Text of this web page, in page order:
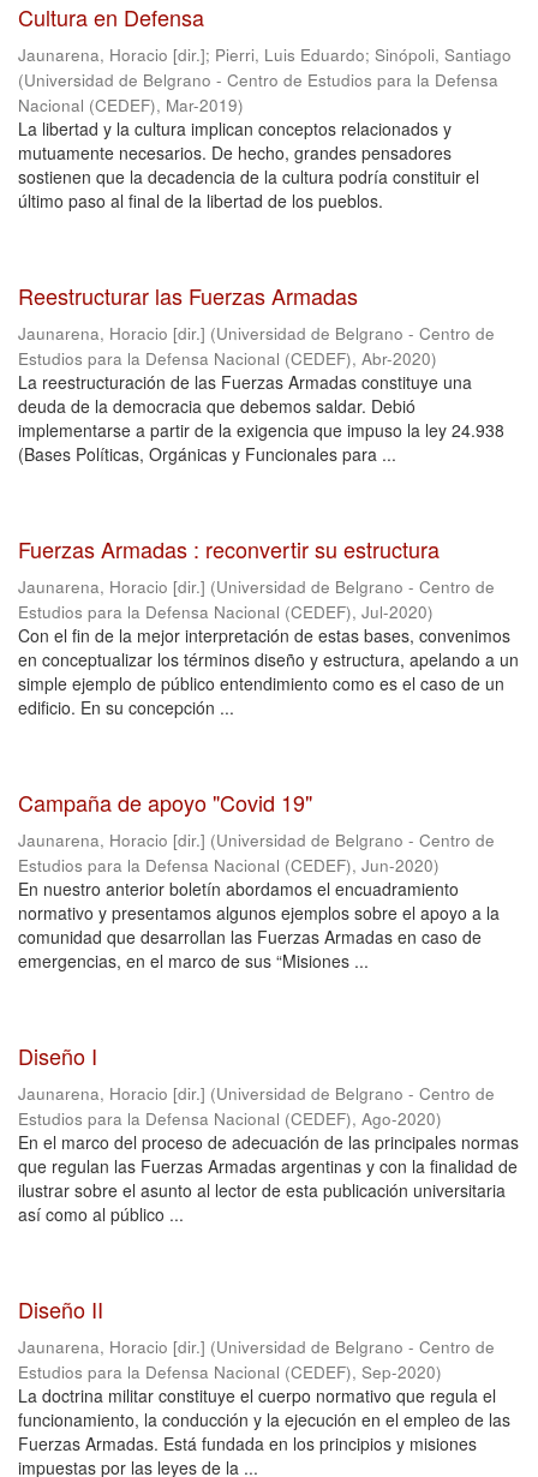
Cultura en Defensa
Jaunarena, Horacio [dir.]; Pierri, Luis Eduardo; Sinópoli, Santiago
(Universidad de Belgrano - Centro de Estudios para la Defensa
Nacional (CEDEF), Mar-2019)
La libertad y la cultura implican conceptos relacionados y
mutuamente necesarios. De hecho, grandes pensadores
sostienen que la decadencia de la cultura podría constituir el
último paso al final de la libertad de los pueblos.
Reestructurar las Fuerzas Armadas
Jaunarena, Horacio [dir.] (Universidad de Belgrano - Centro de
Estudios para la Defensa Nacional (CEDEF), Abr-2020)
La reestructuración de las Fuerzas Armadas constituye una
deuda de la democracia que debemos saldar. Debió
implementarse a partir de la exigencia que impuso la ley 24.938
(Bases Políticas, Orgánicas y Funcionales para ...
Fuerzas Armadas : reconvertir su estructura
Jaunarena, Horacio [dir.] (Universidad de Belgrano - Centro de
Estudios para la Defensa Nacional (CEDEF), Jul-2020)
Con el fin de la mejor interpretación de estas bases, convenimos
en conceptualizar los términos diseño y estructura, apelando a un
simple ejemplo de público entendimiento como es el caso de un
edificio. En su concepción ...
Campaña de apoyo "Covid 19"
Jaunarena, Horacio [dir.] (Universidad de Belgrano - Centro de
Estudios para la Defensa Nacional (CEDEF), Jun-2020)
En nuestro anterior boletín abordamos el encuadramiento
normativo y presentamos algunos ejemplos sobre el apoyo a la
comunidad que desarrollan las Fuerzas Armadas en caso de
emergencias, en el marco de sus “Misiones ...
Diseño I
Jaunarena, Horacio [dir.] (Universidad de Belgrano - Centro de
Estudios para la Defensa Nacional (CEDEF), Ago-2020)
En el marco del proceso de adecuación de las principales normas
que regulan las Fuerzas Armadas argentinas y con la finalidad de
ilustrar sobre el asunto al lector de esta publicación universitaria
así como al público ...
Diseño II
Jaunarena, Horacio [dir.] (Universidad de Belgrano - Centro de
Estudios para la Defensa Nacional (CEDEF), Sep-2020)
La doctrina militar constituye el cuerpo normativo que regula el
funcionamiento, la conducción y la ejecución en el empleo de las
Fuerzas Armadas. Está fundada en los principios y misiones
impuestas por las leyes de la ...